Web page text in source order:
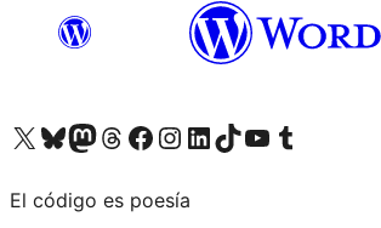
Visita nuestra cuenta de X (anteriormente Twitter)
Visita nuestra cuenta de Bluesky
Visita nuestra cuenta de Mastodon
Visita nuestra cuenta de Threads
Visita nuestra página de Facebook
Visita nuestra cuenta de Instagram
Visita nuestra cuenta de LinkedIn
Visita nuestra cuenta de TikTok
Visita nuestro canal de YouTube
Visita nuestra cuenta de Tumblr
El código es poesía